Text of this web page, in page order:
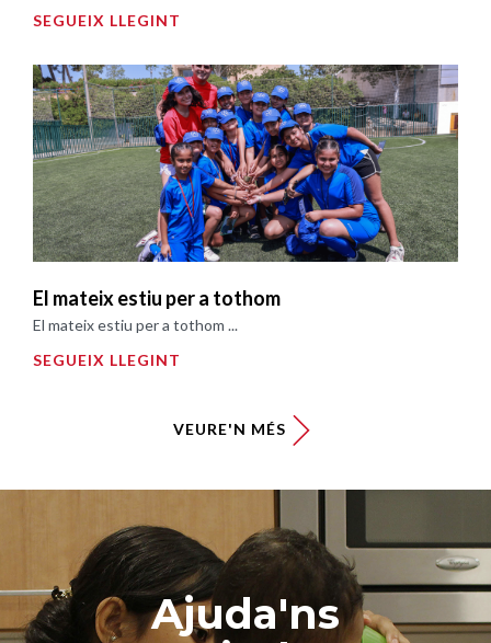
SEGUEIX LLEGINT
El mateix estiu per a tothom
El mateix estiu per a tothom ...
SEGUEIX LLEGINT
VEURE'N MÉS
Ajuda'ns